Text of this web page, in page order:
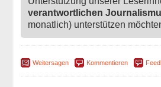
verantwortlichen
monatlich) unterstützen
Weitersagen Kommentieren